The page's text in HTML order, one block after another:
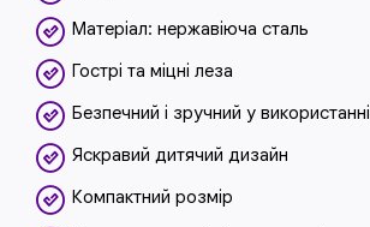
Матеріал: нержавіюча сталь
Гострі та міцні леза
Безпечний і зручний у використанні
Яскравий дитячий дизайн
Компактний розмір